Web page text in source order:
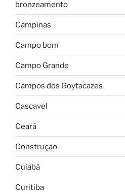
bronzeamento
Campinas
Campo bom
Campo Grande
Campos dos Goytacazes
Cascavel
Ceará
Construção
Cuiabá
Curitiba